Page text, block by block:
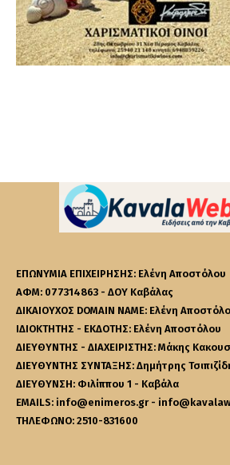
ΕΠΩΝΥΜΙΑ ΕΠΙΧΕΙΡΗΣΗΣ: Ελένη Αποστόλου
ΑΦΜ: 077314863 - ΔΟΥ Καβάλας
ΔΙΚΑΙΟΥΧΟΣ DOMAIN NAME: Ελένη
ΙΔΙΟΚΤΗΤΗΣ - ΕΚΔΟΤΗΣ: Ελένη Αποστόλου
ΔΙΕΥΘΥΝΤΗΣ - ΔΙΑΧΕΙΡΙΣΤΗΣ: Μάκης
ΔΙΕΥΘΥΝΤΗΣ ΣΥΝΤΑΞΗΣ: Δημήτρης
ΔΙΕΥΘΥΝΣΗ: Φιλίππου 1 - Καβάλα
EMAILS: info@enimeros.gr -
ΤΗΛΕΦΩΝΟ: 2510-831600